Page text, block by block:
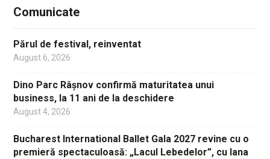
Comunicate
Părul de festival, reinventat
August 6, 2026
Dino Parc Râșnov confirmă maturitatea unui
business, la 11 ani de la deschidere
August 4, 2026
Bucharest International Ballet Gala 2027 revine cu o
premieră spectaculoasă: „Lacul Lebedelor”, cu Iana